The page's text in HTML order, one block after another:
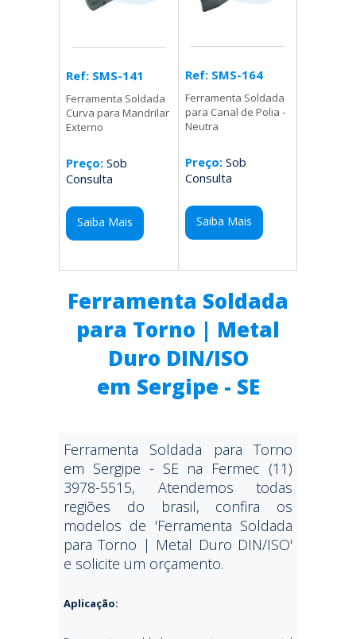
Ref: SMS-141
Ferramenta Soldada
Curva para Mandrilar
Externo
Preço: Sob
Consulta
Saiba Mais
Ref: SMS-164
Ferramenta Soldada
para Canal de Polia -
Neutra
Preço:Sob
Consulta
Saiba Mais
Ferramenta Soldada
para Torno | Metal
Duro DIN/ISO
em Sergipe - SE
Ferramenta Soldada para Torno
em Sergipe - SE na Fermec (11)
3978-5515, Atendemos todas
regiões do brasil, confira os
modelos de 'Ferramenta Soldada
para Torno | Metal Duro DIN/ISO'
e solicite um orçamento.
Aplicação: